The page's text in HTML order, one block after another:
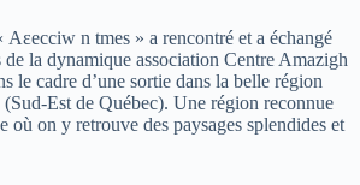
n tmes » a rencontré et a échangé
de la dynamique association Centre Amazigh
le cadre d’une sortie dans la belle région
Est de Québec). Une région reconnue
où on y retrouve des paysages splendides et